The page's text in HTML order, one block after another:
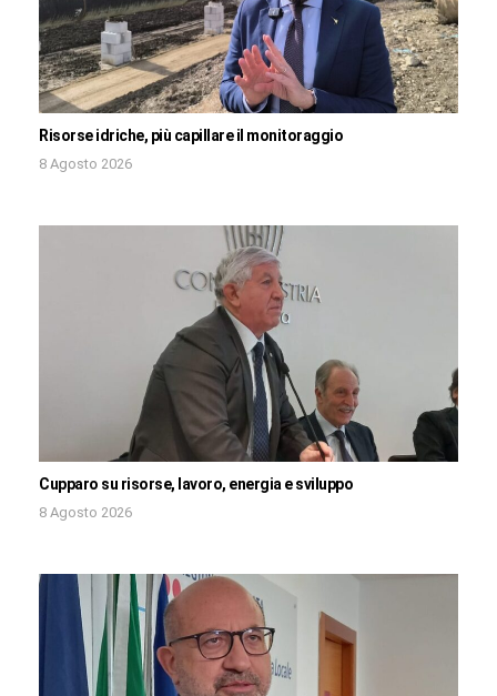
Risorse idriche, più capillare il monitoraggio
8 Agosto 2026
Cupparo su risorse, lavoro, energia e sviluppo
8 Agosto 2026